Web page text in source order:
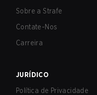
Sobre a Strafe
Contate-Nos
Carreira
JURÍDICO
Política de Privacidade